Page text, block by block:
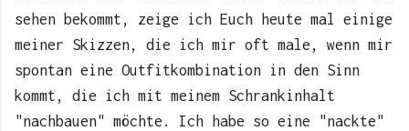
sehen bekommt, zeige ich Euch heute mal einige
meiner Skizzen, die ich mir oft male, wenn mir
spontan eine Outfitkombination in den Sinn
kommt, die ich mit meinem Schrankinhalt
"nachbauen" möchte. Ich habe so eine "nackte"